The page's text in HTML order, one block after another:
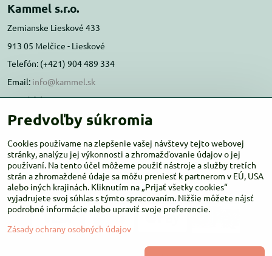
Kammel s.r.o.
Zemianske Lieskové 433
913 05 Melčice - Lieskové
Telefón: (+421) 904 489 334
Email: info@kammel.sk
Prevádzka:
Administratívna budova PD Melčice
Otváracie hodiny:PO-ŠT 8:00 - 16:00
PIA-NE Zatvorené
Predvoľby súkromia
Cookies používame na zlepšenie vašej návštevy tejto webovej
stránky, analýzu jej výkonnosti a zhromažďovanie údajov o jej
používaní. Na tento účel môžeme použiť nástroje a služby tretích
strán a zhromaždené údaje sa môžu preniesť k partnerom v EÚ, USA
alebo iných krajinách. Kliknutím na „Prijať všetky cookies“
vyjadrujete svoj súhlas s týmto spracovaním. Nižšie môžete nájsť
podrobné informácie alebo upraviť svoje preferencie.
Zásady ochrany osobných údajov